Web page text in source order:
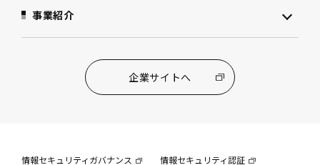
事業紹介
企業サイトへ
情報セキュリティガバナンス 情報セキュリティ認証